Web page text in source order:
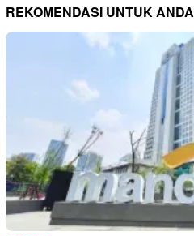
REKOMENDASI UNTUK ANDA